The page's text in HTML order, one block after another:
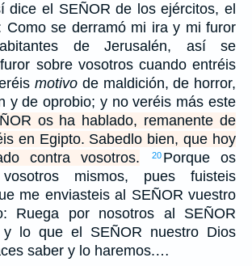
dice el SEÑOR de los ejércitos, el
Como se derramó mi ira y mi furor
de Jerusalén, así se
sobre vosotros cuando entréis
motivo de maldición, de horror,
y de oprobio; y no veréis más este
os ha hablado, remanente de
en Egipto. Sabedlo bien, que hoy
contra vosotros. 20 Porque os
mismos, pues fuisteis
me enviasteis al SEÑOR vuestro
Ruega por nosotros al SEÑOR
y lo que el SEÑOR nuestro Dios
saber y lo haremos.…